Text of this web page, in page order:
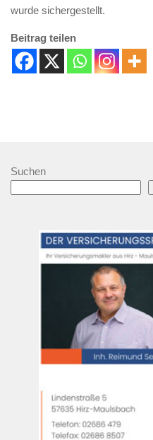
wurde sichergestellt.
Beitrag teilen
Suchen